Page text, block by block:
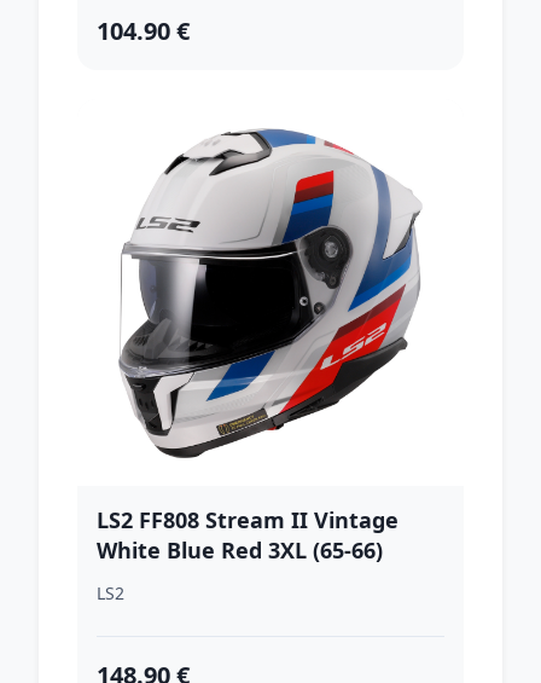
104.90 €
LS2 FF808 Stream II Vintage
White Blue Red 3XL (65-66)
LS2
148.90 €